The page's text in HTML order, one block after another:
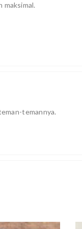
maksimal.
temannya.